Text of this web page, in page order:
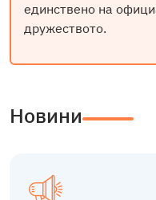
единствено на
дружеството.
Новини